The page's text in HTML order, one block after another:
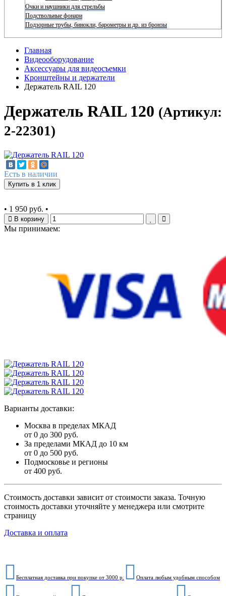
Очки и наушники для стрельбы
Подствольные фонари
Подзорные трубы, бинокли, барометры и др. из бронзы
Главная
Видеооборудование
Аксессуары для видеосъемки
Кронштейны и держатели
Держатель RAIL 120
Держатель RAIL 120 (Артикул:
2-22301)
Есть в наличии
Купить в 1 клик
• 1 950 руб. •
В корзину
Мы принимаем:
Варианты доставки:
Москва в пределах МКАД
от 0 до 300 руб.
За пределами МКАД до 10 км
от 0 до 500 руб.
Подмосковье и регионы
от 400 руб.
Стоимость доставки зависит от стоимости заказа. Точную
стоимость доставки уточняйте у менеджера или смотрите
страницу
Доставка и оплата
Бесплатная доставка при покупке от 3000 р. Оплата любым удобным способом